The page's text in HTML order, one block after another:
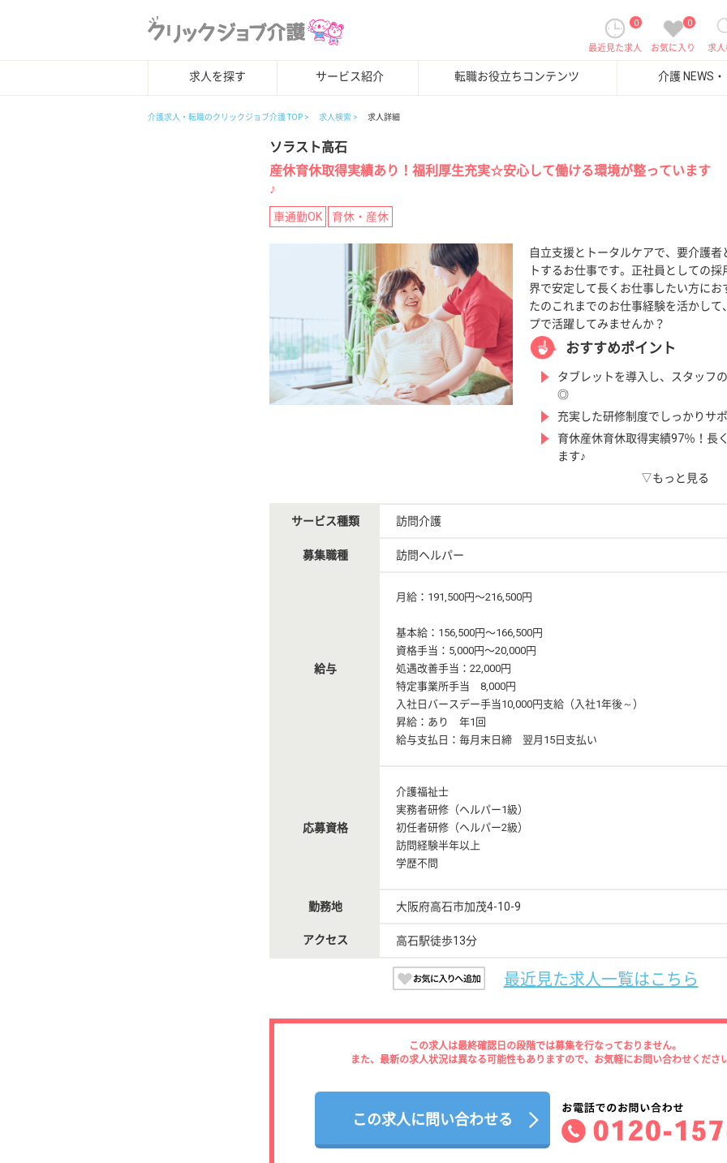
求
0
お気に入り
0
最近見た求人
求人を探す サービス紹介 転職お役立ちコンテンツ 介護 NEWS
介護求人・転職のクリックジョブ介護 TOP 求人検索 求人詳細
ソラスト高石
産休育休取得実績あり！福利厚生充実☆安心して働ける環境が整っています
♪
車通勤OK 育休・産休
自立支援とトータルケアで、要介護者
トするお仕事です。正社員としての
界で安定して長くお仕事したい方にお
たのこれまでのお仕事経験を活かして
プで活躍してみませんか？
おすすめポイント
タブレットを導入し、スタッフ
◎
充実した研修制度でしっかりサ
育休産休育休取得実績97％！長
ます♪
▽もっと見る
サービス種類 訪問介護
募集職種 訪問ヘルパー
給与
月給：191,500円〜216,500円
基本給：156,500円〜166,500円
資格手当：5,000円〜20,000円
処遇改善手当：22,000円
特定事業所手当 8,000円
入社日バースデー手当10,000円支給（入社1年後～）
昇給：あり 年1回
給与支払日：毎月末日締 翌月15日支払い
応募資格
介護福祉士
実務者研修（ヘルパー1級）
初任者研修（ヘルパー2級）
訪問経験半年以上
学歴不問
勤務地 大阪府高石市加茂4-10-9
アクセス 高石駅徒歩13分
最近見た求人一覧はこちら
この求人は最終確認日の段階では募集を行なっておりません。
また、最新の求人状況は異なる可能性もありますので、お気軽にお問い合わせくださ
この求人に問い合わせる